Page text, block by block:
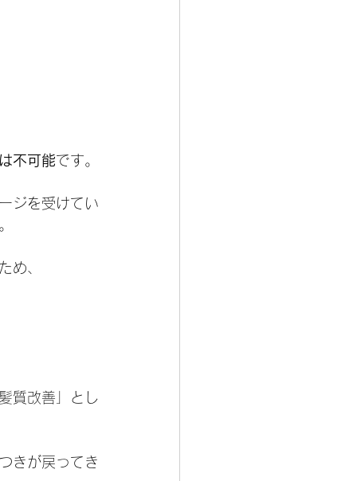
不可能です。
ジを受けてい
ため、
質改善」とし
きが戻ってき